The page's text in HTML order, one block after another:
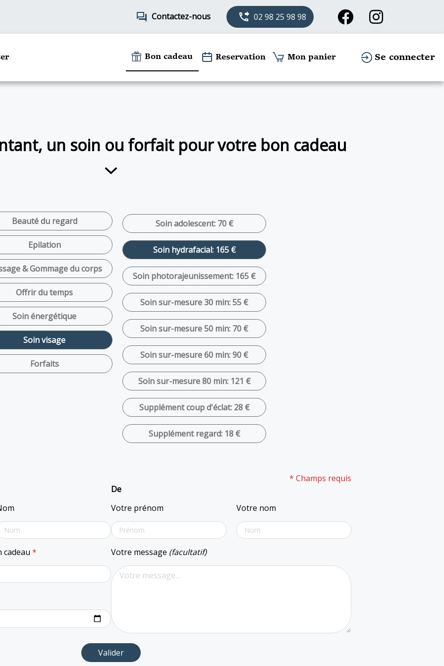
forum Contactez-nous phone_forwarded 02 98 25 98 98
Bon cadeau Reservation Mon panier Se connecter
un soin ou forfait pour votre bon cadeau
Beauté du regard
Epilation
& Gommage du corps
Offrir du temps
Soin énergétique
Soin visage
Forfaits
Soin adolescent: 70 €
Soin hydrafacial: 165 €
Soin photorajeunissement: 165 €
Soin sur-mesure 30 min: 55 €
Soin sur-mesure 50 min: 70 €
Soin sur-mesure 60 min: 90 €
Soin sur-mesure 80 min: 121 €
Supplément coup d'éclat: 28 €
Supplément regard: 18 €
* Champs requis
cadeau *
De
Votre prénom
Votre nom
Votre message (facultatif)